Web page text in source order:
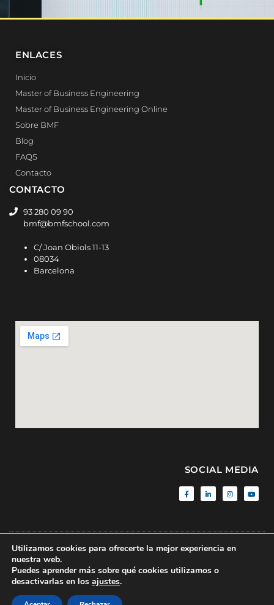
ENLACES
Inicio
Master of Business Engineering
Master of Business Engineering Online
Sobre BMF
Blog
FAQS
Contacto
CONTACTO
93 280 09 90
bmf@bmfschool.com
C/ Joan Obiols 11-13
08034
Barcelona
SOCIAL MEDIA
Aviso Legal|Política de Privacidad |Sitemap| © BMF • 2020 • All
Utilizamos cookies para ofrecerte la mejor experiencia en
nuestra web.
Puedes aprender más sobre qué cookies utilizamos o
desactivarlas en los ajustes.